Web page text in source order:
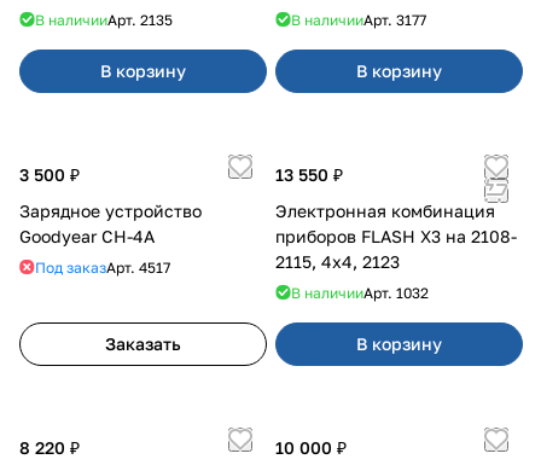
В наличииАрт. 2135
В корзину
В наличииАрт. 3177
В корзину
3 500 ₽
Зарядное устройство
Goodyear CH-4A
Под заказАрт. 4517
Заказать
13 550 ₽
Электронная комбинация
приборов FLASH X3 на 2108-
2115, 4х4, 2123
В наличииАрт. 1032
В корзину
8 220 ₽
10 000 ₽